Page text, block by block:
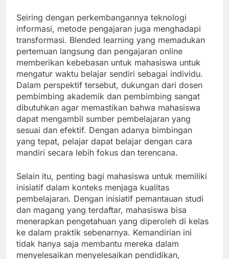
Seiring dengan perkembangannya teknologi
informasi, metode pengajaran juga menghadapi
transformasi. Blended learning yang memadukan
pertemuan langsung dan pengajaran online
memberikan kebebasan untuk mahasiswa untuk
mengatur waktu belajar sendiri sebagai individu.
Dalam perspektif tersebut, dukungan dari dosen
pembimbing akademik dan pembimbing sangat
dibutuhkan agar memastikan bahwa mahasiswa
dapat mengambil sumber pembelajaran yang
sesuai dan efektif. Dengan adanya bimbingan
yang tepat, pelajar dapat belajar dengan cara
mandiri secara lebih fokus dan terencana.
Selain itu, penting bagi mahasiswa untuk memiliki
inisiatif dalam konteks menjaga kualitas
pembelajaran. Dengan inisiatif pemantauan studi
dan magang yang terdaftar, mahasiswa bisa
menerapkan pengetahuan yang diperoleh di kelas
ke dalam praktik sebenarnya. Kemandirian ini
tidak hanya saja membantu mereka dalam
menyelesaikan menyelesaikan pendidikan,